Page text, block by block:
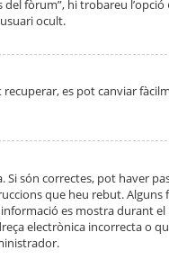
del fòrum”, hi trobareu l’opció
ocult.
es pot canviar
són correctes, pot haver
que heu rebut.
es mostra durant
electrònica incorrecta o